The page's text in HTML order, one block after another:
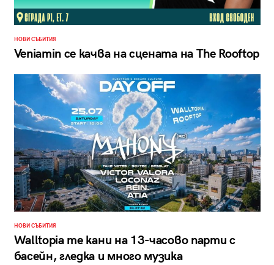
НОВИ СЪБИТИЯ
Veniamin се качва на сцената на The Rooftop
НОВИ СЪБИТИЯ
Walltopia те кани на 13-часово парти с
басейн, гледка и много музика